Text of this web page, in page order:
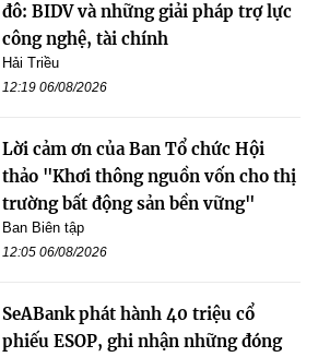
đô: BIDV và những giải pháp trợ lực
công nghệ, tài chính
Hải Triều
12:19 06/08/2026
Lời cảm ơn của Ban Tổ chức Hội
thảo "Khơi thông nguồn vốn cho thị
trường bất động sản bền vững"
Ban Biên tập
12:05 06/08/2026
SeABank phát hành 40 triệu cổ
phiếu ESOP, ghi nhận những đóng